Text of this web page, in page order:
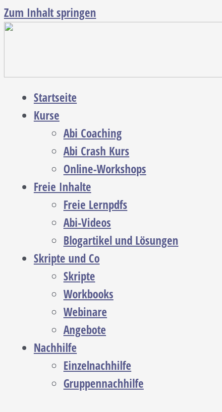
Zum Inhalt springen
Startseite
Kurse
Abi Coaching
Abi Crash Kurs
Online-Workshops
Freie Inhalte
Freie Lernpdfs
Abi-Videos
Blogartikel und Lösungen
Skripte und Co
Skripte
Workbooks
Webinare
Angebote
Nachhilfe
Einzelnachhilfe
Gruppennachhilfe